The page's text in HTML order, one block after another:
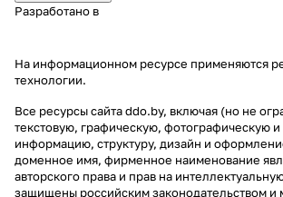
Разработано в
На информационном ресурсе применяются
технологии.
Все ресурсы сайта ddo.by, включая (но не
текстовую, графическую, фотографическую
информацию, структуру, дизайн и
доменное имя, фирменное наименование
авторского права и прав на
защищены российским законодательством